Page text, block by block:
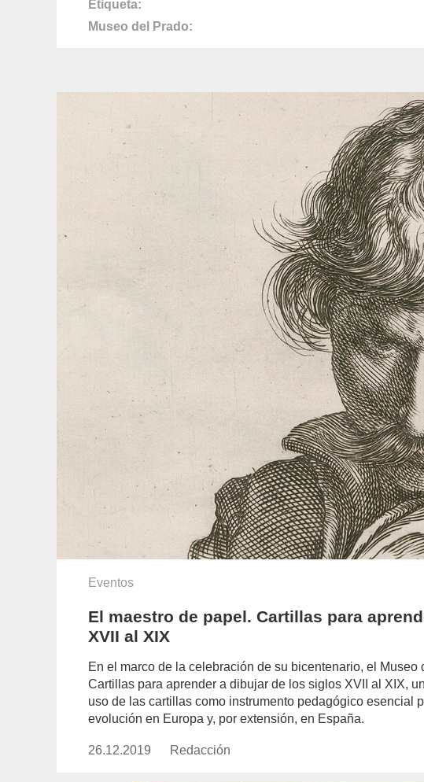
Etiqueta
Museo del Prado
Eventos
El maestro de papel. Cartillas para
XVII al XIX
En el marco de la celebración de su bicentenario, el
Cartillas para aprender a dibujar de los siglos XVII al XIX,
uso de las cartillas como instrumento pedagógico esencial
evolución en Europa y, por extensión, en España.
Publicado
26.12.2019 https://www.experimenta.es/author/redaccion/
Redacción